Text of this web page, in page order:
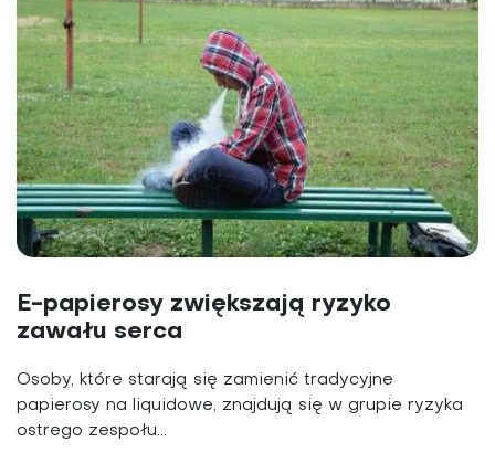
E-papierosy zwiększają ryzyko
zawału serca
Osoby, które starają się zamienić tradycyjne
papierosy na liquidowe, znajdują się w grupie ryzyka
ostrego zespołu...